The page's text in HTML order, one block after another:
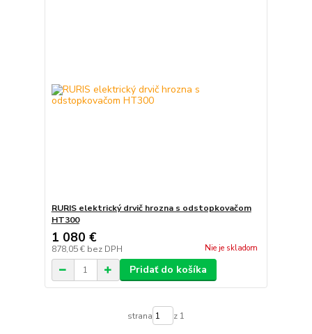
RURIS elektrický drvič hrozna s odstopkovačom
HT300
1 080 €
878,05 € bez DPH Nie je skladom
Pridať do košíka
strana z 1